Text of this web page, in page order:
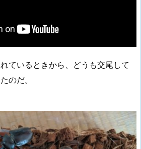
ているときから、どうも交尾して
のだ。